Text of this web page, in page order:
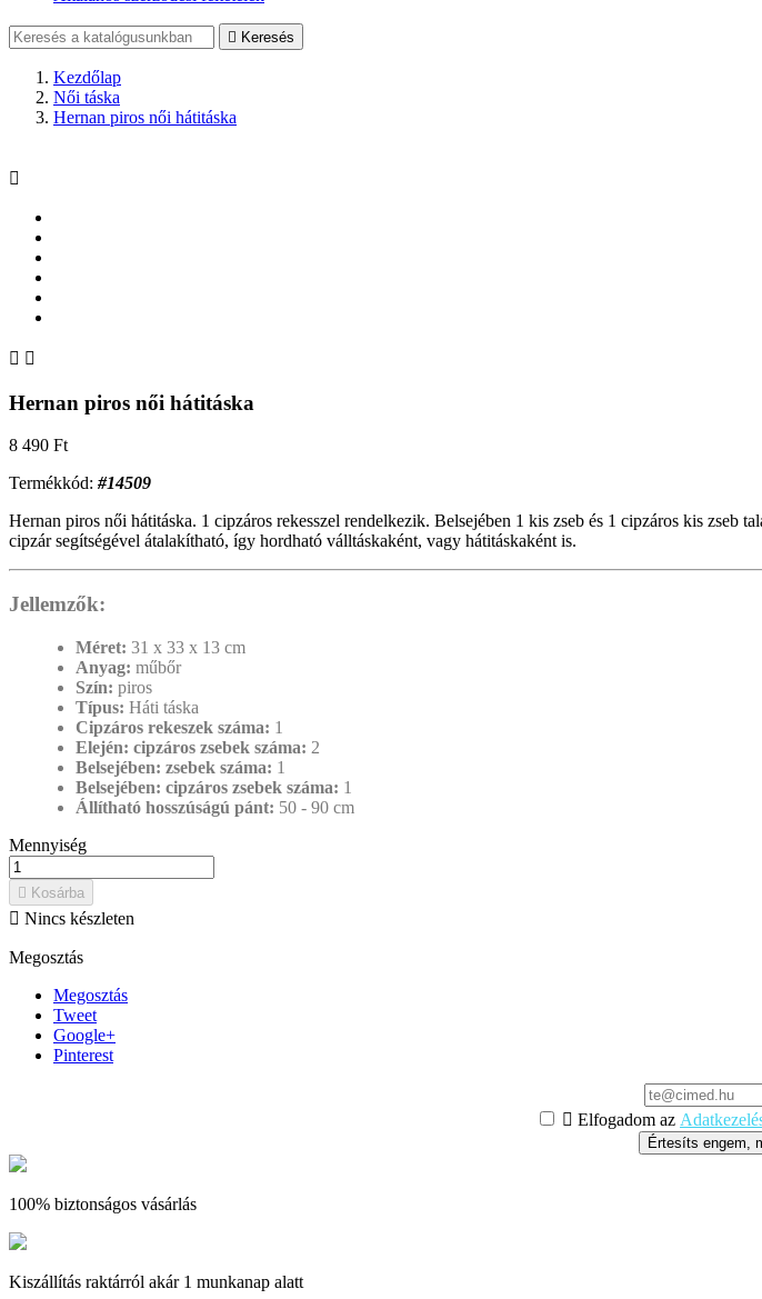
 Keresés
Kezdőlap
Női táska
Hernan piros női hátitáska

 
Hernan piros női hátitáska
8 490 Ft
Termékkód: #14509
Hernan piros női hátitáska. 1 cipzáros rekesszel rendelkezik. Belsejében 1 kis zseb és 1 cipzáros kis
cipzár segítségével átalakítható, így hordható válltáskaként, vagy hátitáskaként is.
Jellemzők:
Méret: 31 x 33 x 13 cm
Anyag: műbőr
Szín: piros
Típus: Háti táska
Cipzáros rekeszek száma: 1
Elején: cipzáros zsebek száma: 2
Belsejében: zsebek száma: 1
Belsejében: cipzáros zsebek száma: 1
Állítható hosszúságú pánt: 50 - 90 cm
Mennyiség
 Kosárba
 Nincs készleten
Megosztás
Megosztás
Tweet
Google+
Pinterest
 Elfogadom az
Értesíts engem,
100% biztonságos vásárlás
Kiszállítás raktárról akár 1 munkanap alatt